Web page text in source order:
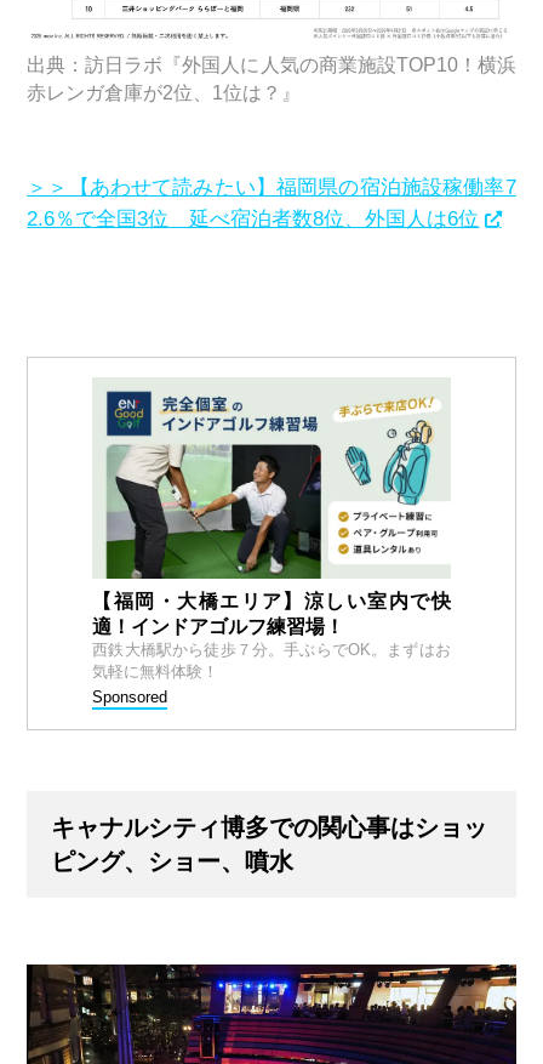
出典：訪日ラボ『外国人に人気の商業施設TOP10！横浜
赤レンガ倉庫が2位、1位は？』
＞＞【あわせて読みたい】福岡県の宿泊施設稼働率7
2.6％で全国3位 延べ宿泊者数8位、外国人は6位
【福岡・大橋エリア】涼しい室内で快
適！インドアゴルフ練習場！
西鉄大橋駅から徒歩７分。手ぶらでOK。まずはお
気軽に無料体験！
Sponsored
キャナルシティ博多での関心事はショッ
ピング、ショー、噴水